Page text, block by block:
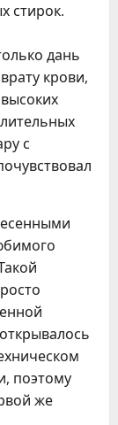
стирок.
дань
крови,
с
поэтому
же